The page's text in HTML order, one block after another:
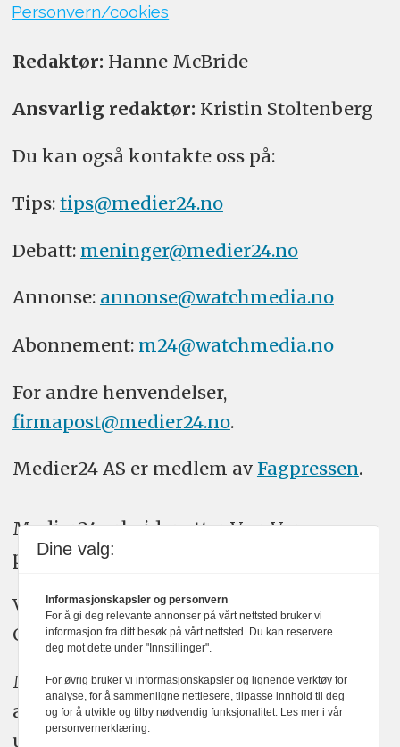
Personvern/cookies
Redaktør: Hanne McBride
Ansvarlig redaktør: Kristin Stoltenberg
Du kan også kontakte oss på:
Tips: tips@medier24.no
Debatt: meninger@medier24.no
Annonse: annonse@watchmedia.no
Abonnement:m24@watchmedia.no
For andre henvendelser,
firmapost@medier24.no.
Medier24 AS er medlem av Fagpressen.
Medier24 arbeider etter Vær Varsom-
plakatens regler for god presseskikk.
Vi bruker KI-verktøy som ChatGPT,
Claude, og Gemini i journalistikken vår.
Medier24s redaksjon har alltid det fulle
ansvar for publisert innhold, med eller
uten bruk av kunstig intelligens.
Dine valg:
Informasjonskapsler og personvern
For å gi deg relevante annonser på vårt nettsted bruker vi
informasjon fra ditt besøk på vårt nettsted. Du kan reservere
deg mot dette under "Innstillinger".
For øvrig bruker vi informasjonskapsler og lignende verktøy for
analyse, for å sammenligne nettlesere, tilpasse innhold til deg
og for å utvikle og tilby nødvendig funksjonalitet. Les mer i vår
personvernerklæring.